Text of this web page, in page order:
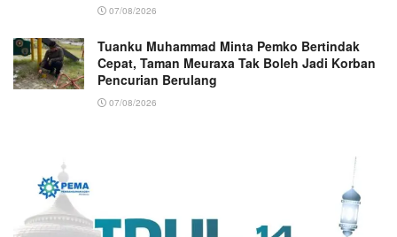
07/08/2026
Tuanku Muhammad Minta Pemko Bertindak
Cepat, Taman Meuraxa Tak Boleh Jadi Korban
Pencurian Berulang
07/08/2026